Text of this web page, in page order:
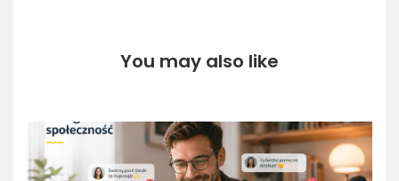
You may also like